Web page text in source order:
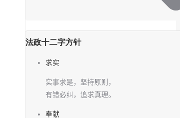
法政十二字方针
求实
实事求是，坚持原则，
有错必纠，追求真理。
奉献